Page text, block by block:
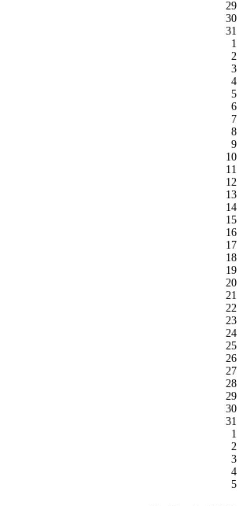
29
30
31
1
2
3
4
5
6
7
8
9
10
11
12
13
14
15
16
17
18
19
20
21
22
23
24
25
26
27
28
29
30
31
1
2
3
4
5